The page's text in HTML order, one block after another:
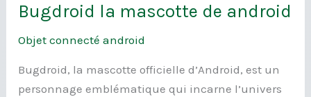
Bugdroid la mascotte de android
Objet connecté android
Bugdroid, la mascotte officielle d’Android, est un
personnage emblématique qui incarne l’univers
Bugdroid
mascotte
de
android